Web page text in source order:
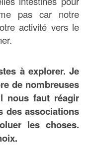
pas car notre
activité vers le
à explorer. Je
de nombreuses
nous faut réagir
des associations
les choses.